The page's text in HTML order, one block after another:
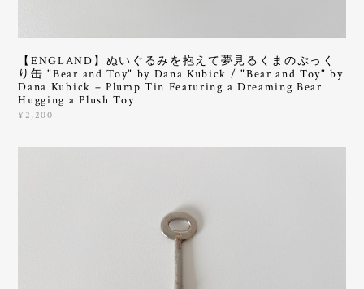
【ENGLAND】ぬいぐるみを抱えて夢見るくまのぷっく
り缶 "Bear and Toy" by Dana Kubick / "Bear and Toy" by
Dana Kubick – Plump Tin Featuring a Dreaming Bear
Hugging a Plush Toy
¥2,200